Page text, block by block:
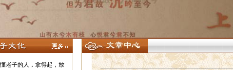
老子的人，拿得起，放